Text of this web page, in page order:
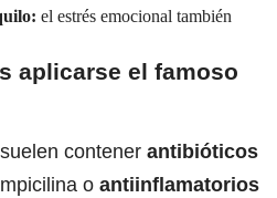
el estrés emocional también
aplicarse el famoso
contener antibióticos
o antiinflamatorios